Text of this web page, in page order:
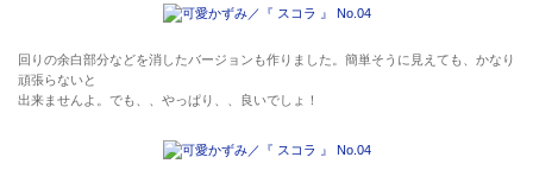
回りの余白部分などを消したバージョンも作りました。簡単そうに見えても、かなり
頑張らないと
出来ませんよ。でも、、やっぱり、、良いでしょ！